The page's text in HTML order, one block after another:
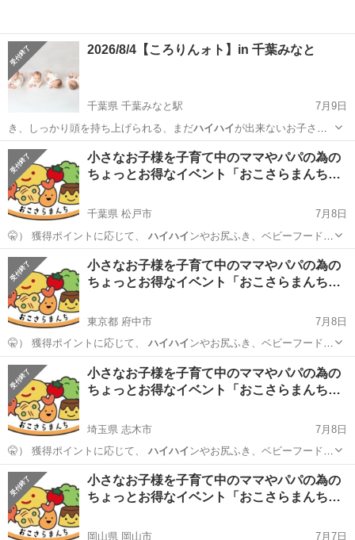
2026/8/4【ころりんォト】in 千葉みなと
千葉県 千葉みなと駅
7月9日
き、しっかり頭を持ち上げられる、まだハイハイ が出来ないお子さま
▶注意事項…
千葉 千葉みなと駅 育児
小さなお子様を子育て中のママやパパの為の
ちょっとお得なイベント「おこさらまんち…
千葉県 松戸市
7月8日
🤫） 獲得ポイントに応じて、 ハイハイ ンやお尻ふき、ベビーフードを
お持ち帰…
千葉 育児 試供品
小さなお子様を子育て中のママやパパの為の
ちょっとお得なイベント「おこさらまんち…
東京都 府中市
7月8日
🤫） 獲得ポイントに応じて、 ハイハイ ンやお尻ふき、ベビーフードを
お持ち帰…
東京 育児 試供品
小さなお子様を子育て中のママやパパの為の
ちょっとお得なイベント「おこさらまんち…
埼玉県 志木市
7月8日
🤫） 獲得ポイントに応じて、 ハイハイ ンやお尻ふき、ベビーフードを
お持ち帰…
埼玉 育児 試供品
小さなお子様を子育て中のママやパパの為の
ちょっとお得なイベント「おこさらまんち…
岡山県 岡山市 7月7日